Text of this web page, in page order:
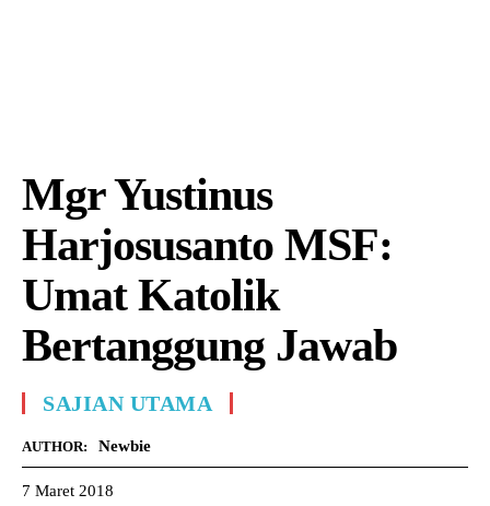
Mgr Yustinus
Harjosusanto MSF:
Umat Katolik
Bertanggung Jawab
SAJIAN UTAMA
AUTHOR: Newbie
7 Maret 2018